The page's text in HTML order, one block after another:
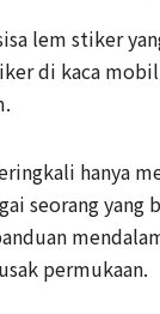
lem stiker
di kaca
hanya
seorang yang
permukaan.